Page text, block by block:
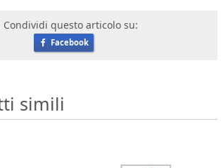
Condividi questo articolo su:
Facebook
simili